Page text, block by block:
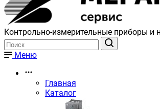
Контрольно-измерительные приборы и
Меню
Главная
Каталог